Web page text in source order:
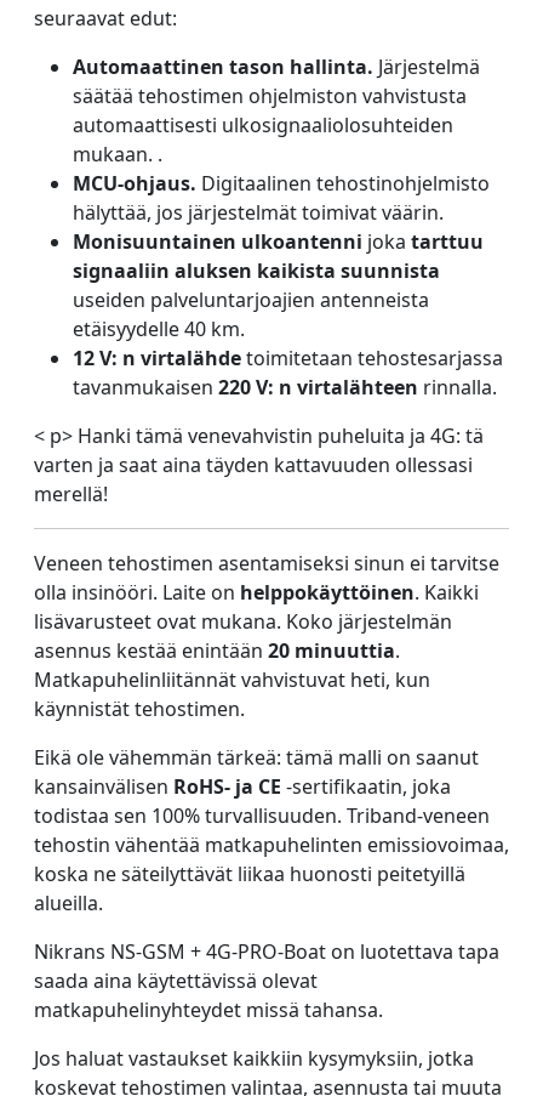
seuraavat edut:
Automaattinen tason hallinta. Järjestelmä
säätää tehostimen ohjelmiston vahvistusta
automaattisesti ulkosignaaliolosuhteiden
mukaan. .
MCU-ohjaus. Digitaalinen tehostinohjelmisto
hälyttää, jos järjestelmät toimivat väärin.
Monisuuntainen ulkoantenni joka tarttuu
signaaliin aluksen kaikista suunnista
useiden palveluntarjoajien antenneista
etäisyydelle 40 km.
12 V: n virtalähdetoimitetaan tehostesarjassa
tavanmukaisen 220 V: n virtalähteen rinnalla.
< p> Hanki tämä venevahvistin puheluita ja 4G: tä
varten ja saat aina täyden kattavuuden ollessasi
merellä!
Veneen tehostimen asentamiseksi sinun ei tarvitse
olla insinööri. Laite on helppokäyttöinen. Kaikki
lisävarusteet ovat mukana. Koko järjestelmän
asennus kestää enintään 20 minuuttia.
Matkapuhelinliitännät vahvistuvat heti, kun
käynnistät tehostimen.
Eikä ole vähemmän tärkeä: tämä malli on saanut
kansainvälisen RoHS- ja CE -sertifikaatin, joka
todistaa sen 100% turvallisuuden. Triband-veneen
tehostin vähentää matkapuhelinten emissiovoimaa,
koska ne säteilyttävät liikaa huonosti peitetyillä
alueilla.
Nikrans NS-GSM + 4G-PRO-Boat on luotettava tapa
saada aina käytettävissä olevat
matkapuhelinyhteydet missä tahansa.
Jos haluat vastaukset kaikkiin kysymyksiin, jotka
koskevat tehostimen valintaa, asennusta tai muuta